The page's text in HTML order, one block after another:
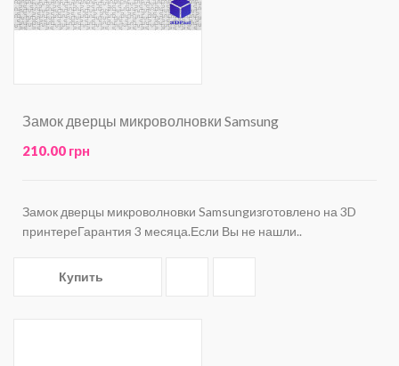
Замок дверцы микроволновки Samsung
210.00 грн
Замок дверцы микроволновки Samsungизготовлено на 3D
принтереГарантия 3 месяца.Если Вы не нашли..
Купить